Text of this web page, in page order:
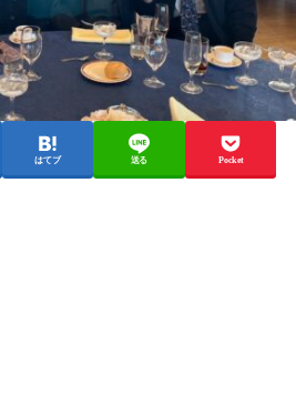
はてブ 送る Pocket